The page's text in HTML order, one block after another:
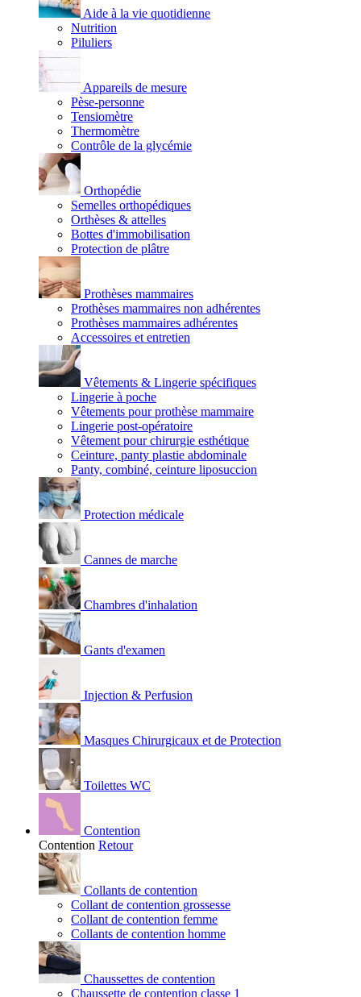
Aide à la vie quotidienne
Nutrition
Piluliers
Appareils de mesure
Pèse-personne
Tensiomètre
Thermomètre
Contrôle de la glycémie
Orthopédie
Semelles orthopédiques
Orthèses & attelles
Bottes d'immobilisation
Protection de plâtre
Prothèses mammaires
Prothèses mammaires non adhérentes
Prothèses mammaires adhérentes
Accessoires et entretien
Vêtements & Lingerie spécifiques
Lingerie à poche
Vêtements pour prothèse mammaire
Lingerie post-opératoire
Vêtement pour chirurgie esthétique
Ceinture, panty plastie abdominale
Panty, combiné, ceinture liposuccion
Protection médicale
Cannes de marche
Chambres d'inhalation
Gants d'examen
Injection & Perfusion
Masques Chirurgicaux et de Protection
Toilettes WC
Contention
Contention Retour
Collants de contention
Collant de contention grossesse
Collant de contention femme
Collants de contention homme
Chaussettes de contention
Chaussette de contention classe 1